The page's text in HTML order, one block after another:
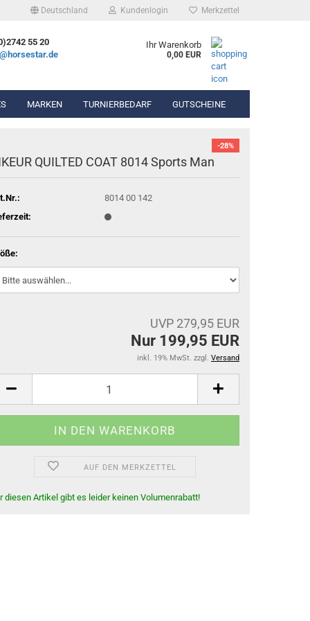
Deutschland Kundenlogin Merkzettel
55 20
Ihr Warenkorb
0,00 EUR
Chaps
Olivenkopfgebiss
MARKEN TURNIERBEDARF GUTSCHEINE
-28%
QUILTED COAT 8014 Sports Man
8014 00 142
UVP 279,95 EUR
Nur 199,95 EUR
inkl. 19% MwSt. zzgl. Versand
AUF DEN MERKZETTEL
diesen Artikel gibt es leider keinen Volumenrabatt!